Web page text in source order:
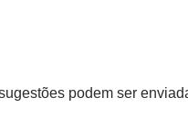
podem ser